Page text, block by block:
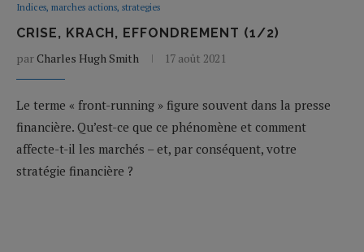
Indices, marches actions, strategies
CRISE, KRACH, EFFONDREMENT (1/2)
parCharles Hugh Smith 17 août 2021
Le terme « front-running » figure souvent dans la presse
financière. Qu’est-ce que ce phénomène et comment
affecte-t-il les marchés – et, par conséquent, votre
stratégie financière ?